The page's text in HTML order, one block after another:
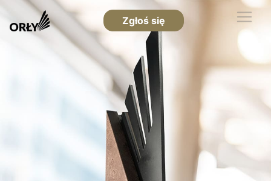
Zgłoś się